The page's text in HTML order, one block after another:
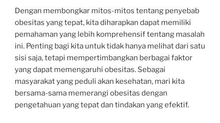
Dengan membongkar mitos-mitos tentang penyebab
obesitas yang tepat, kita diharapkan dapat memiliki
pemahaman yang lebih komprehensif tentang masalah
ini. Penting bagi kita untuk tidak hanya melihat dari satu
sisi saja, tetapi mempertimbangkan berbagai faktor
yang dapat memengaruhi obesitas. Sebagai
masyarakat yang peduli akan kesehatan, mari kita
bersama-sama memerangi obesitas dengan
pengetahuan yang tepat dan tindakan yang efektif.